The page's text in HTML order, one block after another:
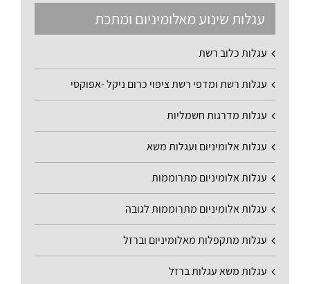
עגלות שינוע מאלומיניום ומתכת
עגלות כלוב רשת
עגלות רשת ומדפי רשת ציפוי כרום ניקל -אפוקסי
עגלות מדרגות חשמליות
עגלות אלומיניום ועגלות משא
עגלות אלומיניום מתרוממות
עגלות אלומיניום מתרוממות לגובה
עגלות מתקפלות מאלומיניום וברזל
עגלות משא עגלות ברזל